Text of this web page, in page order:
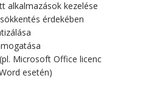
alkalmazások kezelése
érdekében
Microsoft Office licenc
esetén)